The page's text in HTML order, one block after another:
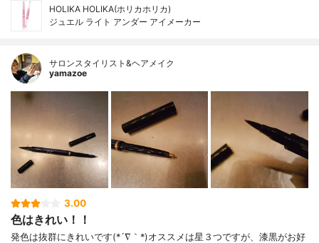
HOLIKA HOLIKA(ホリカホリカ)
ジュエル ライト アンダー アイメーカー
サロンスタイリスト&ヘアメイク
yamazoe
3.00
色はきれい！！
発色は抜群にきれいです(*´∇｀*)オススメは星３つですが、漆黒がお好